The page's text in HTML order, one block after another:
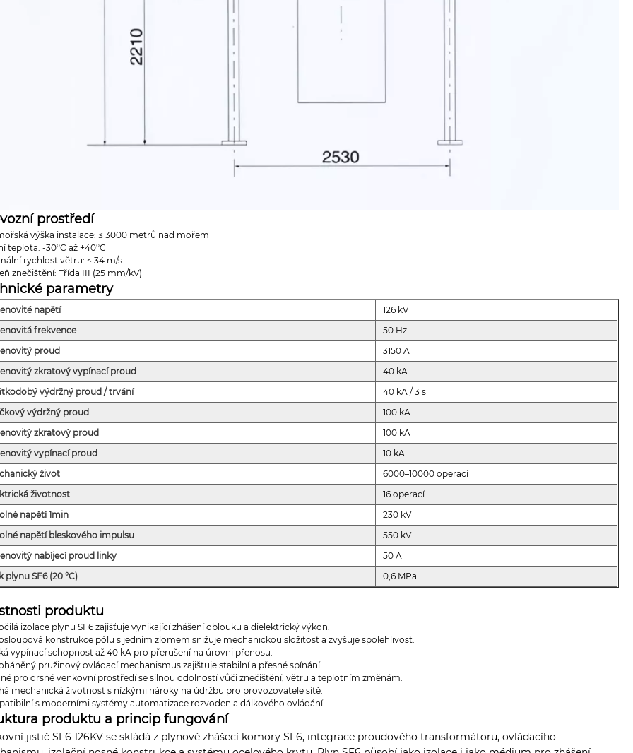
prostředí
výška instalace: ≤ 3000 metrů nad mořem
teplota: -30°C až +40°C
rychlost větru: ≤ 34 m/s
znečištění: Třída III (25 mm/kV)
parametry
napětí
126 kV
frekvence
50 Hz
proud
3150 A
zkratový vypínací proud
40 kA
výdržný proud / trvání
40 kA / 3 s
výdržný proud
100 kA
zkratový proud
100 kA
vypínací proud
10 kA
život
6000–10000 operací
životnost
16 operací
napětí 1min
230 kV
napětí bleskového impulsu
550 kV
nabíjecí proud linky
50 A
plynu SF6 (20 °C)
0,6 MPa
produktu
izolace plynu SF6 zajišťuje vynikající zhášení oblouku a dielektrický výkon.
konstrukce pólu s jedním zlomem snižuje mechanickou složitost a zvyšuje spolehlivost.
vypínací schopnost až 40 kA pro přerušení na úrovni přenosu.
pružinový ovládací mechanismus zajišťuje stabilní a přesné spínání.
pro drsné venkovní prostředí se silnou odolností vůči znečištění, větru a teplotním změnám.
mechanická životnost s nízkými nároky na údržbu pro provozovatele sítě.
s moderními systémy automatizace rozvoden a dálkového ovládání.
produktu a princip fungování
jistič SF6 126KV se skládá z plynové zhášecí komory SF6, integrace proudového transformátoru, ovládacího